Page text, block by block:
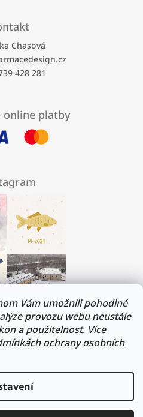
Vám umožnili pohodlné
provozu webu neustále
a použitelnost. Více
ochrany osobních
odpočinout :)
budeme na dovolené.
vyřízeny v prvním
za pochopení!
léto!
Chasová
428 281
online platby